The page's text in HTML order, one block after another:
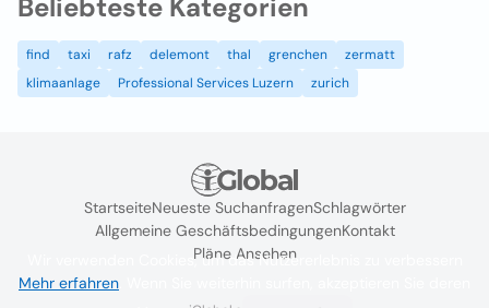
Beliebteste Kategorien
find taxi rafz delemont thal grenchen
zermatt
klimaanlage
Professional Services Luzern zurich
StartseiteNeueste SuchanfragenSchlagwörter
Allgemeine GeschäftsbedingungenKontakt
Pläne Ansehen
Wir verwenden Cookies, um das Nutzererlebnis zu verbessern
Mehr erfahren